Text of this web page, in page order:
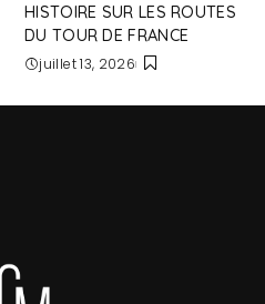
HISTOIRE SUR LES ROUTES
DU TOUR DE FRANCE
juillet 13, 2026